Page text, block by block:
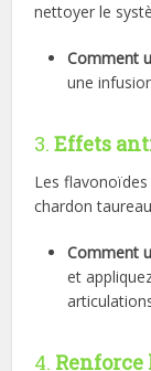
nettoyer le
Comment
une
3.Effets
Les
chardon
Comment
et
4.